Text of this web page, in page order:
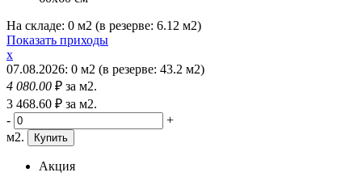
На складе: 0 м2 (в резерве: 6.12 м2)
Показать приходы
x
07.08.2026: 0 м2 (в резерве: 43.2 м2)
4 080.00 ₽ за м2.
3 468.60 ₽ за м2.
-
+
м2.
Купить
Акция